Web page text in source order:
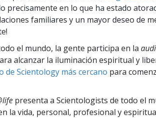
precisamente en lo que ha estado
familiares y un mayor deseo de
el mundo, la gente participa en la
alcanzar la iluminación espiritual y
de Scientology más cercano para
presenta a Scientologists de todo el
la vida, personal, profesional y